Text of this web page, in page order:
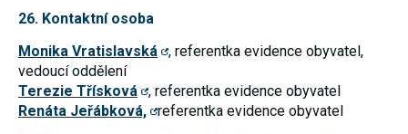
26. Kontaktní osoba
Monika Vratislavská
, referentka evidence obyvatel,
vedoucí oddělení
Terezie Třísková
, referentka evidence obyvatel
Renáta Jeřábková,
referentka evidence obyvatel